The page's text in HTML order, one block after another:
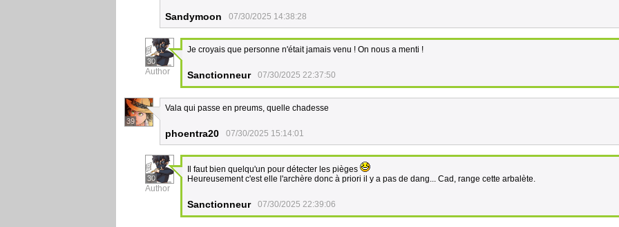
Sandymoon 07/30/2025 14:38:28
30
Author
Je croyais que personne n'était jamais venu ! On nous a menti !
Sanctionneur 07/30/2025 22:37:50
39
Vala qui passe en preums, quelle chadesse
phoentra20 07/30/2025 15:14:01
30
Author
Il faut bien quelqu'un pour détecter les pièges
Heureusement c'est elle l'archère donc à priori il y a pas de dang... Cad, range cette arbalète.
Sanctionneur 07/30/2025 22:39:06